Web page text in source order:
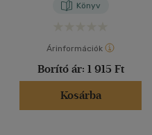
Könyv
Árinformációk
Borító ár: 1 915 Ft
Kosárba